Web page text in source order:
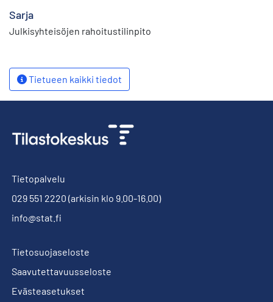
Sarja
Julkisyhteisöjen rahoitustilinpito
Tietueen kaikki tiedot
Tietopalvelu
029 551 2220 (arkisin klo 9.00-16.00)
info@stat.fi
Tietosuojaseloste
Saavutettavuusseloste
Evästeasetukset